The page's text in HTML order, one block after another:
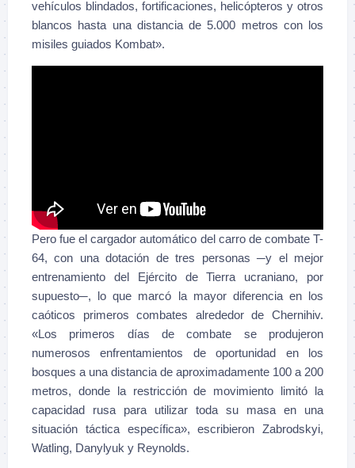
vehículos blindados, fortificaciones, helicópteros y otros
blancos hasta una distancia de 5.000 metros con los
misiles guiados Kombat».
Pero fue el cargador automático del carro de combate T-
64, con una dotación de tres personas ─y el mejor
entrenamiento del Ejército de Tierra ucraniano, por
supuesto─, lo que marcó la mayor diferencia en los
caóticos primeros combates alrededor de Chernihiv.
«Los primeros días de combate se produjeron
numerosos enfrentamientos de oportunidad en los
bosques a una distancia de aproximadamente 100 a 200
metros, donde la restricción de movimiento limitó la
capacidad rusa para utilizar toda su masa en una
situación táctica específica», escribieron Zabrodskyi,
Watling, Danylyuk y Reynolds.